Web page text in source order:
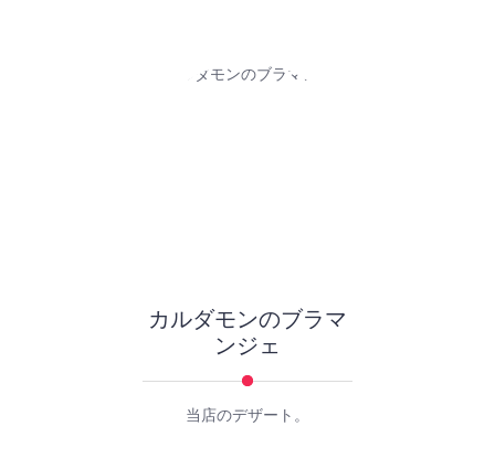
カルダモンのブラマ
ンジェ
当店のデザート。